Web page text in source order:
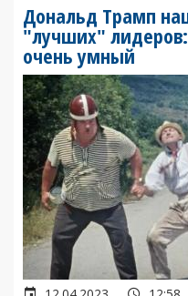
Дональд Трамп
"лучших"
очень умный